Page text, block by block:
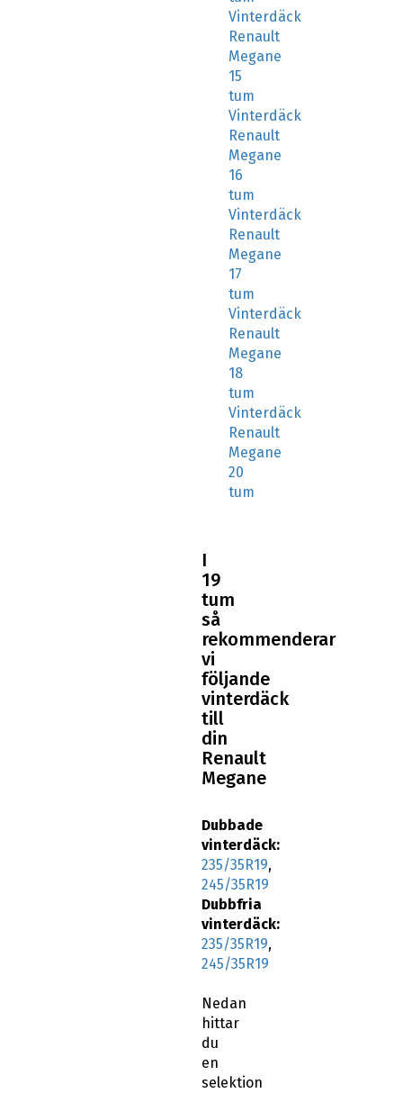
Vinterdäck
Renault
Megane
15
tum
Vinterdäck
Renault
Megane
16
tum
Vinterdäck
Renault
Megane
17
tum
Vinterdäck
Renault
Megane
18
tum
Vinterdäck
Renault
Megane
20
tum
I
19
tum
så
rekommenderar
vi
följande
vinterdäck
till
din
Renault
Megane
Dubbade
vinterdäck:
235/35R19,
245/35R19
Dubbfria
vinterdäck:
235/35R19,
245/35R19
Nedan
hittar
du
en
selektion